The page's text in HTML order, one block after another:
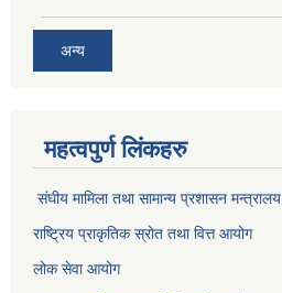
अन्य
महत्वपुर्ण लिंकहरु
संघीय मामिला तथा सामान्य प्रशासन मन्त्रालय
राष्ट्रिय प्राकृतिक स्राेत तथा वित्त आयोग
लोक सेवा आयोग